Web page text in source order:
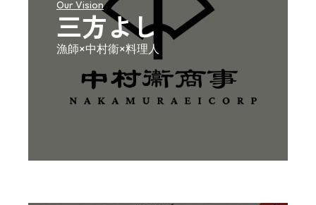
Our Vision
三方よし
漁師×中村衞×料理人